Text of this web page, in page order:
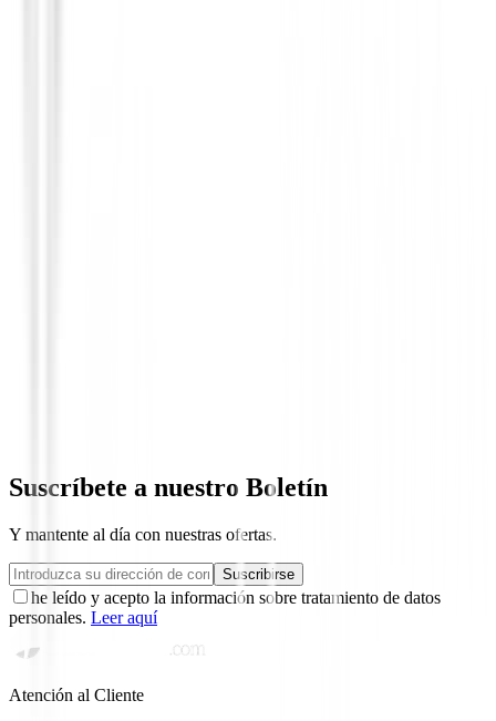
Suscríbete a nuestro Boletín
Y mantente al día con nuestras ofertas.
Suscribirse
he leído y acepto la información sobre tratamiento de datos
personales. Leer aquí
Atención al Cliente